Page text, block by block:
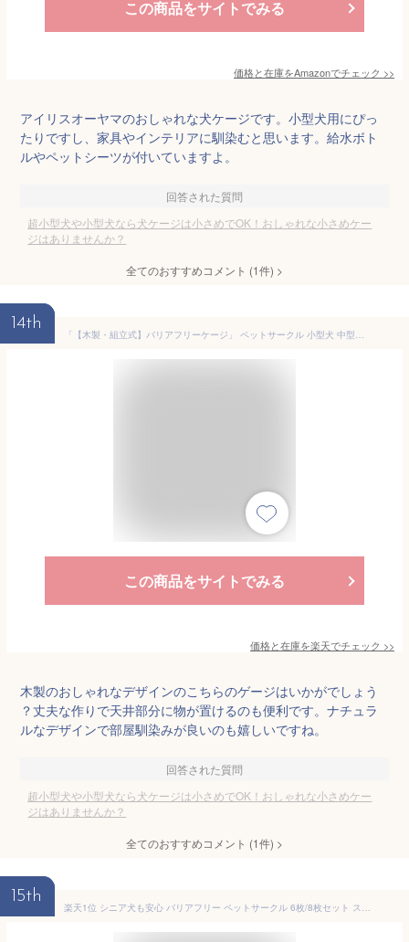
この商品をサイトでみる
価格と在庫をAmazonでチェック >>
アイリスオーヤマのおしゃれな犬ケージです。小型犬用にぴっ
たりですし、家具やインテリアに馴染むと思います。給水ボト
ルやペットシーツが付いていますよ。
回答された質問
超小型犬や小型犬なら犬ケージは小さめでOK！おしゃれな小さめケー
ジはありませんか？
全てのおすすめコメント (1件) >
14th
「【木製・組立式】バリアフリーケージ」 ペットサークル 小型犬 中型犬 屋根付き おしゃれ ペットケージ いぬ ゲージ ケージ ペットケージ 犬 室内 老犬 シニア犬 子犬 天然木 ドッグサークル ドッグケージ 犬用サークル 犬用ケージ 石崎家具
この商品をサイトでみる
価格と在庫を楽天でチェック >>
木製のおしゃれなデザインのこちらのゲージはいかがでしょう
？丈夫な作りで天井部分に物が置けるのも便利です。ナチュラ
ルなデザインで部屋馴染みが良いのも嬉しいですね。
回答された質問
超小型犬や小型犬なら犬ケージは小さめでOK！おしゃれな小さめケー
ジはありませんか？
全てのおすすめコメント (1件) >
15th
楽天1位 シニア犬も安心 バリアフリー ペットサークル 6枚/8枚セット スチール 折りたたみ 74cm 扉 ドア付き 組み替え ケージ ドッグサークル ドッグケージ サークル ペットケージ ペットフェンス 犬 犬用 小型犬 中型犬 拡張